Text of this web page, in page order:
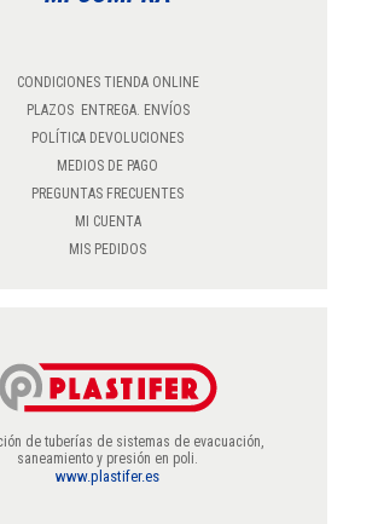
CONDICIONES TIENDA ONLINE
PLAZOS ENTREGA. ENVÍOS
POLÍTICA DEVOLUCIONES
MEDIOS DE PAGO
PREGUNTAS FRECUENTES
MI CUENTA
MIS PEDIDOS
de tuberías de sistemas de evacuación,
saneamiento y presión en poli.
www.plastifer.es